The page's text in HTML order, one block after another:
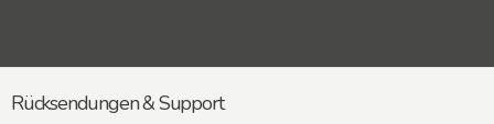
Rücksendungen & Support